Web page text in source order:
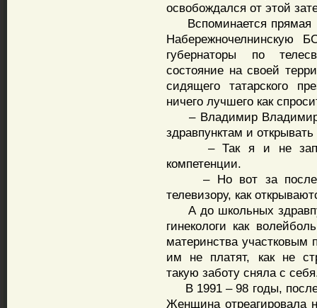
освобождался от этой
Вспоминается прямая
Набережночелнинскую
губернаторы по
состояние на своей
сидящего татарского
ничего лучшего как
– Владимир
здравпунктам и
– Так я и не
компетенции.
– Но вот за
телевизору, как
А до школьных
гинекологи как
материнства участковым
им не платят, как не
такую заботу сняла с
В 1991 – 98 годы,
Женщина отреагировала